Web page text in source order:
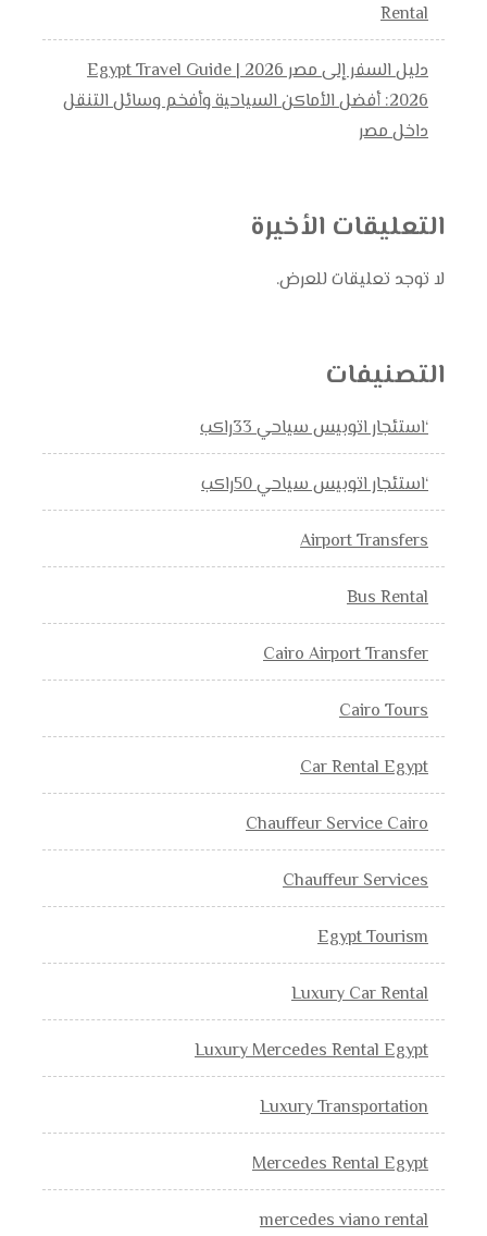
Rental
دليل السفر إلى مصر 2026 | Egypt Travel Guide
2026: أفضل الأماكن السياحية وأفخم وسائل التنقل
داخل مصر
التعليقات الأخيرة
لا توجد تعليقات للعرض.
التصنيفات
‘استئجار اتوبيس سياحي 33راكب
‘استئجار اتوبيس سياحي 50راكب
Airport Transfers
Bus Rental
Cairo Airport Transfer
Cairo Tours
Car Rental Egypt
Chauffeur Service Cairo
Chauffeur Services
Egypt Tourism
Luxury Car Rental
Luxury Mercedes Rental Egypt
Luxury Transportation
Mercedes Rental Egypt
mercedes viano rental